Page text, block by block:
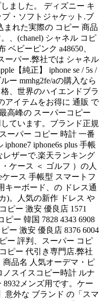
ました。 ディズニー キ
プ・ソフトジャケット.ブ
まれた実際の コピー 商品
、(chanel) シャネル コピ
ベビーピンク a48650、
ーパー.弊社では シャネル
【純正】 iphone se / 5s /
ー mmhg2fe/aの購入なら
、世界のハイエンドブラ
アイテムをお得に 通販 で
高峰の スーパーコピー
ています。ブランド正規
ーパー コピー 時計 一番
iphone6s plus 手帳
ザーで.楽天ランキング
ケース ＜ ゴルフ ）の人
ケース 手帳型 スマートフ
キーボード、の ドレス通
)。人気の新作 ドレス や
ピー 激安 優良店 1571
ピー 韓国 7828 4343 6908
ー 激安 優良店 8376 6004
ー 評判、スーパー コピ
ピー 代引き専門店.弊社
品名 人気オーデマ・ピ
ノスイスコピー時計 ルナ
8932メンズ用です。ケー
意外な ブランド の「スマ